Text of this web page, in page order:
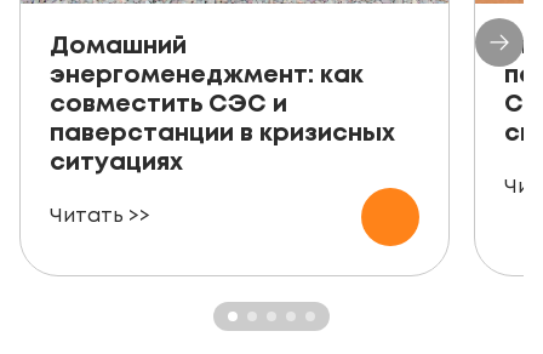
Домашний
энергоменеджмент: как
совместить СЭС и
паверстанции в кризисных
ситуациях
Читать >>